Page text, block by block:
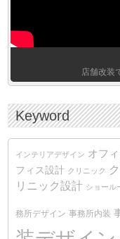
店舗改装
Keyword
インテリアデザイン オフィ
フィス設計 クリニック
リニック設計 ショール
務所デザイン 事務所内装